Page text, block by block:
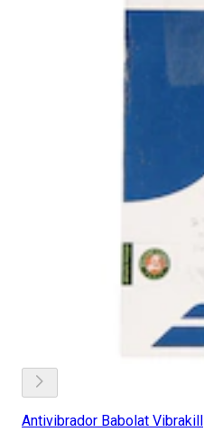
Antivibrador Babolat Vibrakill